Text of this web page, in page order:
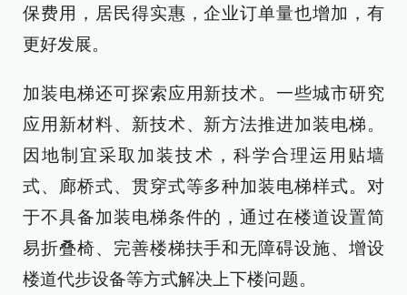
保费用，居民得实惠，企业订单量也增加，有
更好发展。
加装电梯还可探索应用新技术。一些城市研究
应用新材料、新技术、新方法推进加装电梯。
因地制宜采取加装技术，科学合理运用贴墙
式、廊桥式、贯穿式等多种加装电梯样式。对
于不具备加装电梯条件的，通过在楼道设置简
易折叠椅、完善楼梯扶手和无障碍设施、增设
楼道代步设备等方式解决上下楼问题。